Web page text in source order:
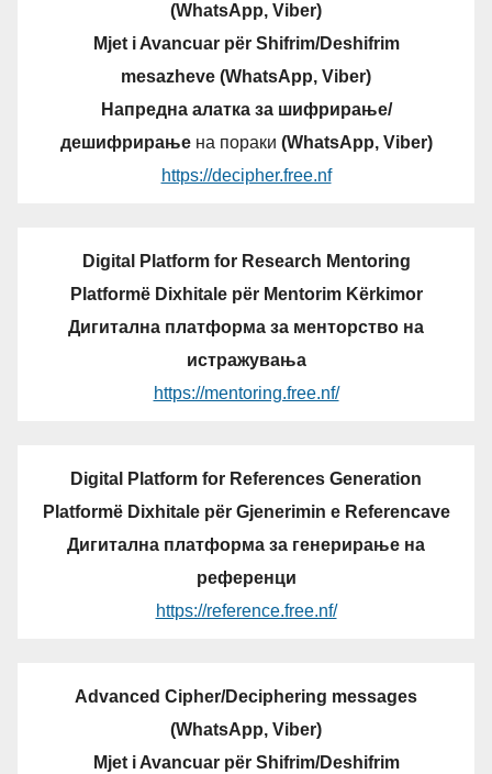
(WhatsApp, Viber)
Mjet i Avancuar për Shifrim/Deshifrim
mesazheve (WhatsApp, Viber)
Напредна алатка за шифрирање/
дешифрирањена пораки (WhatsApp, Viber)
https://decipher.free.nf
Digital Platform for Research Mentoring
Platformë Dixhitale për Mentorim Kërkimor
Дигитална платформа за менторство на
истражувања
https://mentoring.free.nf/
Digital Platform for References Generation
Platformë Dixhitale për Gjenerimin e Referencave
Дигитална платформа за генерирање на
референци
https://reference.free.nf/
Advanced Cipher/Deciphering messages
(WhatsApp, Viber)
Mjet i Avancuar për Shifrim/Deshifrim